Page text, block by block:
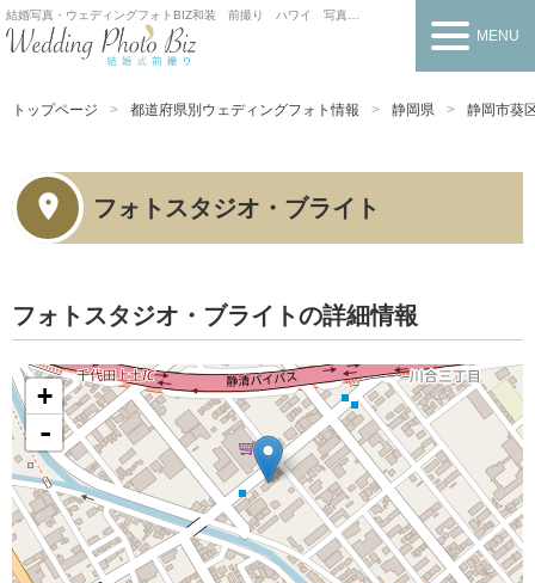
結婚写真・ウェディングフォトBIZ和装 前撮り ハワイ 写真だけの結婚式
MENU
トップページ 都道府県別ウェディングフォト情報 静岡県 静岡市葵
フォトスタジオ・ブライト
フォトスタジオ・ブライトの詳細情報
+
-